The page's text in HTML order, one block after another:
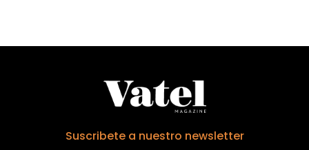
Suscribete a nuestro newsletter